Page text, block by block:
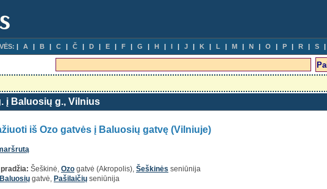
A B C Č D E F G H I J K L M N O P R S
į Baluosių g., Vilnius
iš Ozo gatvės į Baluosių gatvę (Vilniuje)
Šeškinė, Ozo gatvė (Akropolis), Šeškinės seniūnija
Baluosių gatvė, Pašilaičių seniūnija